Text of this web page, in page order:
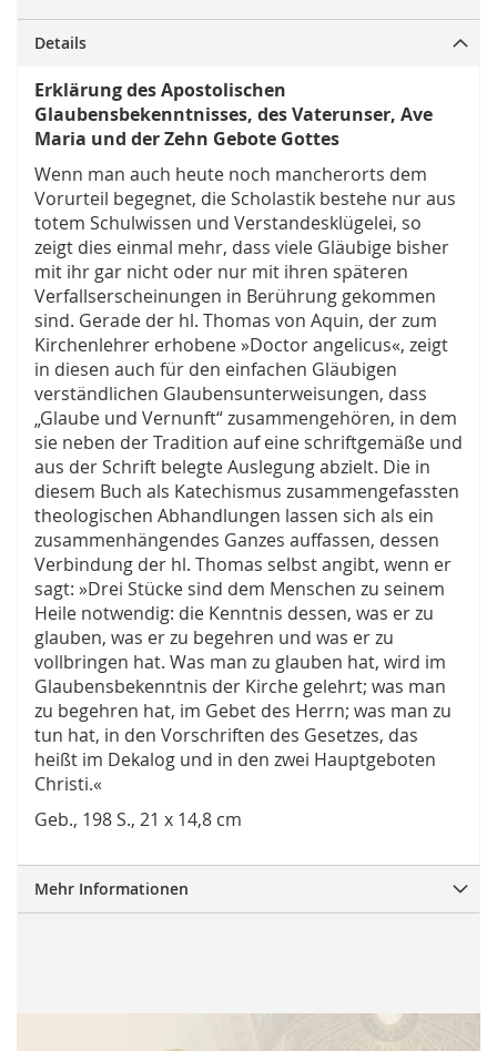
Details
Erklärung des Apostolischen
Glaubensbekenntnisses, des Vaterunser, Ave
Maria und der Zehn Gebote Gottes
Wenn man auch heute noch mancherorts dem
Vorurteil begegnet, die Scholastik bestehe nur aus
totem Schulwissen und Verstandesklügelei, so
zeigt dies einmal mehr, dass viele Gläubige bisher
mit ihr gar nicht oder nur mit ihren späteren
Verfallserscheinungen in Berührung gekommen
sind. Gerade der hl. Thomas von Aquin, der zum
Kirchenlehrer erhobene »Doctor angelicus«, zeigt
in diesen auch für den einfachen Gläubigen
verständlichen Glaubensunterweisungen, dass
„Glaube und Vernunft“ zusammengehören, in dem
sie neben der Tradition auf eine schriftgemäße und
aus der Schrift belegte Auslegung abzielt. Die in
diesem Buch als Katechismus zusammengefassten
theologischen Abhandlungen lassen sich als ein
zusammenhängendes Ganzes auffassen, dessen
Verbindung der hl. Thomas selbst angibt, wenn er
sagt: »Drei Stücke sind dem Menschen zu seinem
Heile notwendig: die Kenntnis dessen, was er zu
glauben, was er zu begehren und was er zu
vollbringen hat. Was man zu glauben hat, wird im
Glaubensbekenntnis der Kirche gelehrt; was man
zu begehren hat, im Gebet des Herrn; was man zu
tun hat, in den Vorschriften des Gesetzes, das
heißt im Dekalog und in den zwei Hauptgeboten
Christi.«
Geb., 198 S., 21 x 14,8 cm
Mehr Informationen